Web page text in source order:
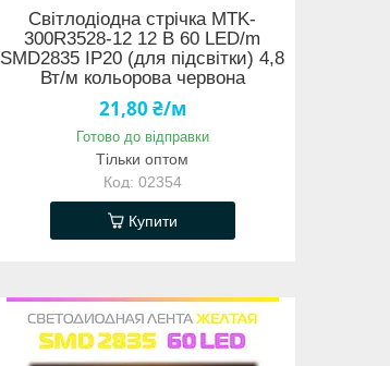
Світлодіодна стрічка MTK-
300R3528-12 12 В 60 LED/m
SMD2835 IP20 (для підсвітки) 4,8
Вт/м кольорова червона
21,80 ₴/м
Готово до відправки
Тільки оптом
02354
Купити